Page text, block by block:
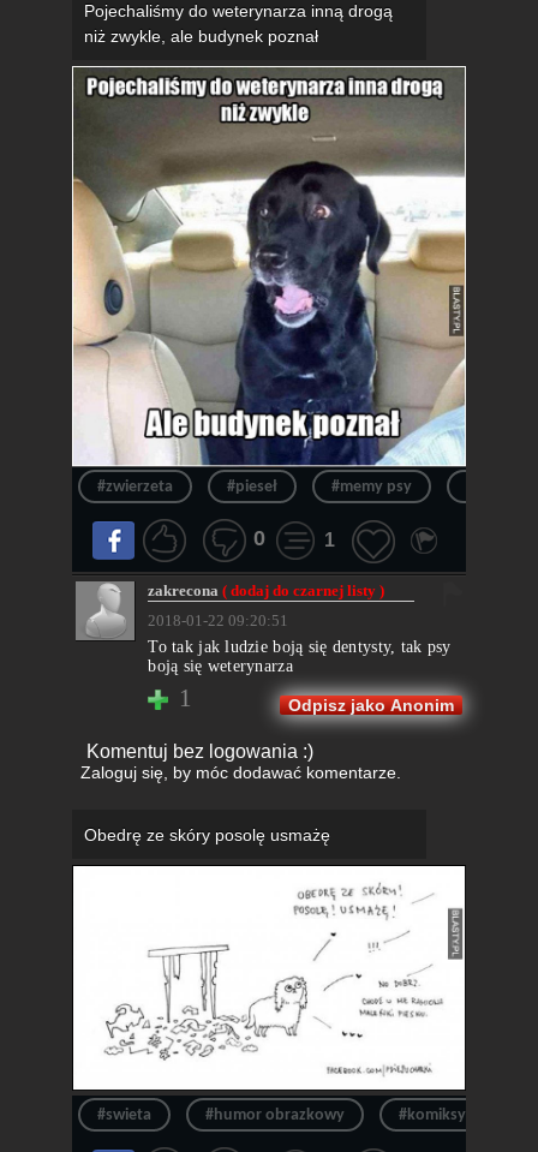
Pojechaliśmy do weterynarza inną drogą
niż zwykle, ale budynek poznał
#zwierzeta #pieseł #memy psy
0 1
zakrecona( dodaj do czarnej listy )
2018-01-22 09:20:51
To tak jak ludzie boją się dentysty, tak psy
boją się weterynarza
1 Odpisz jako Anonim
Komentuj bez logowania :)
Zaloguj się, by móc dodawać komentarze.
Obedrę ze skóry posolę usmażę
#swieta #humor obrazkowy #komiksy